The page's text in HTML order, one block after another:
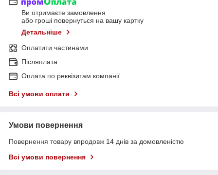
Ви отримаєте замовлення
або гроші повернуться на вашу картку
Детальніше
Оплатити частинами
Післяплата
Оплата по реквізитам компанії
Всі умови оплати
Умови повернення
Повернення товару впродовж 14 днів за домовленістю
Всі умови повернення